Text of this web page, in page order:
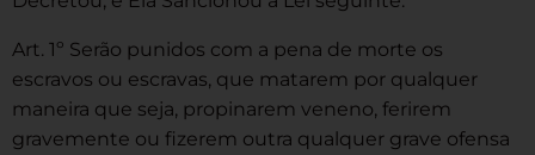
Art. 1º Serão punidos com a pena de morte os
escravos ou escravas, que matarem por qualquer
maneira que seja, propinarem veneno, ferirem
gravemente ou fizerem outra qualquer grave ofensa